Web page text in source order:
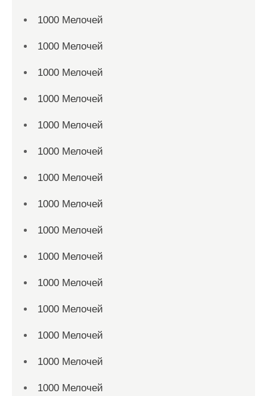
1000 Мелочей
1000 Мелочей
1000 Мелочей
1000 Мелочей
1000 Мелочей
1000 Мелочей
1000 Мелочей
1000 Мелочей
1000 Мелочей
1000 Мелочей
1000 Мелочей
1000 Мелочей
1000 Мелочей
1000 Мелочей
1000 Мелочей